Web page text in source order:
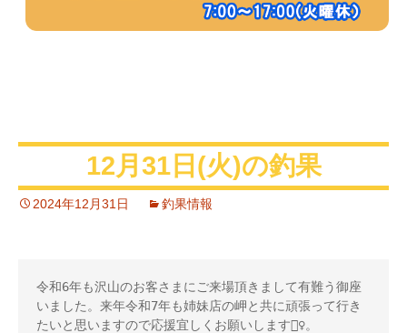
12月31日(火)の釣果
2024年12月31日 釣果情報
令和6年も沢山のお客さまにご来場頂きまして有難う御座
いました。来年令和7年も姉妹店の岬と共に頑張って行き
たいと思いますので応援宜しくお願いします🙇‍♀️。